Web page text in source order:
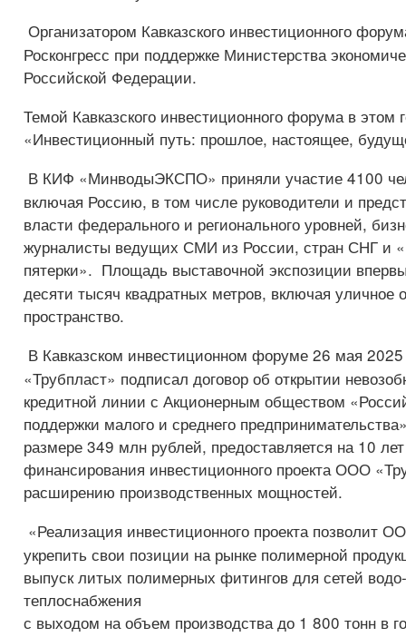
Организатором Кавказского инвестиционного
Росконгресс при поддержке Министерства
Российской Федерации.
Темой Кавказского инвестиционного форума в этом
«Инвестиционный путь: прошлое, настоящее,
В КИФ «МинводыЭКСПО» приняли участие 4100
включая Россию, в том числе руководители и
власти федерального и регионального уровней,
журналисты ведущих СМИ из России, стран СНГ и
пятерки». Площадь выставочной экспозиции
десяти тысяч квадратных метров, включая уличное
пространство.
В Кавказском инвестиционном форуме 26 мая
«Трубпласт» подписал договор об открытии
кредитной линии с Акционерным обществом
поддержки малого и среднего
размере 349 млн рублей, предоставляется на 10
финансирования инвестиционного проекта ООО
расширению производственных мощностей.
«Реализация инвестиционного проекта позволит
укрепить свои позиции на рынке полимерной
выпуск литых полимерных фитингов для сетей
теплоснабжения
с выходом на объем производства до 1 800 тонн в